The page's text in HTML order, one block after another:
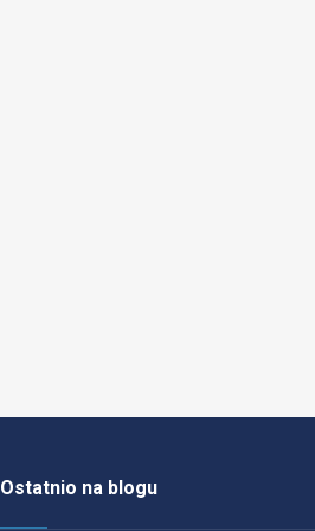
Ostatnio na blogu